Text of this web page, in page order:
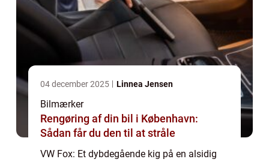
04 december 2025 Linnea Jensen
Bilmærker
Rengøring af din bil i København:
Sådan får du den til at stråle
VW Fox: Et dybdegående kig på en alsidig